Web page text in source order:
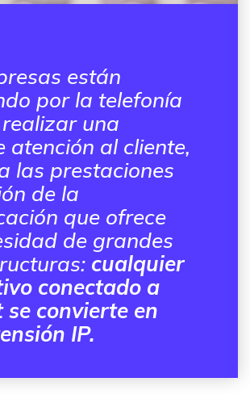
están
por la telefonía
una
atención al cliente,
las prestaciones
de la
que ofrece
de grandes
cualquier
conectado a
se convierte en
IP.